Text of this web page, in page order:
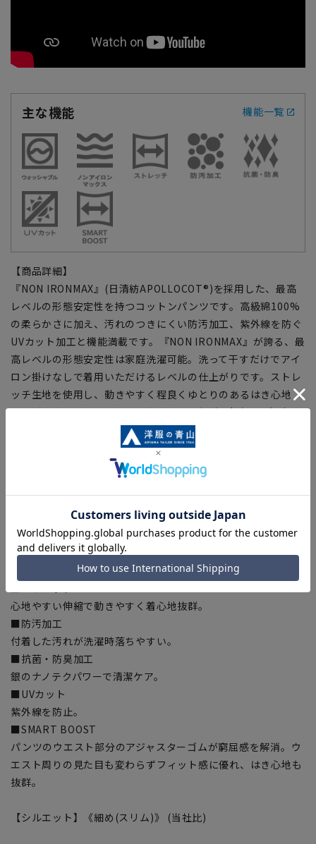
主な機能 機能一覧
【商品詳細】
『NON IRONMAX』(日清紡APOLLOCOT®)を採用した、最高
レベルの形態安定性を持つコットンパンツです。高級綿100%
の柔らかさに加え、汚れのつきにくい防汚加工、紫外線を防ぐ
UVカット加工と機能満載です。『NON IRONMAX』が誇る、最
高レベルの形態安定性は家庭洗濯可能。洗って干すだけでアイ
ロン掛けなしで着用いただけるレベルの仕上がりです。ストレ
ッチ生地を使用し、動きやすく程良くゆとりのあるはき心地
は、ビジネスカジュアル、タウンユースなど、多方面で幅広く
日清紡『APOLLOCOT®』を使用した最高ランクの形態安定性
を誇り、綿100%でありながらシワや生地の収縮を防ぎます。
■ウォッシャブル
洗濯機やシャワークリーンで気軽に洗えます。汗汚れには水洗
いが効果的です。
心地やすい伸縮で動きやすく着心地抜群。
■防汚加工
付着した汚れが洗濯時落ちやすい。
■抗菌・防臭加工
銀のナノテクパワーで清潔ケア。
■UVカット
紫外線を防止。
■SMART BOOST
パンツのウエスト部分のアジャスターゴムが窮屈感を解消。ウ
エスト周りの見た目も変わらずフィット感に優れ、はき心地も
抜群。
【シルエット】《細め(スリム)》 (当社比)